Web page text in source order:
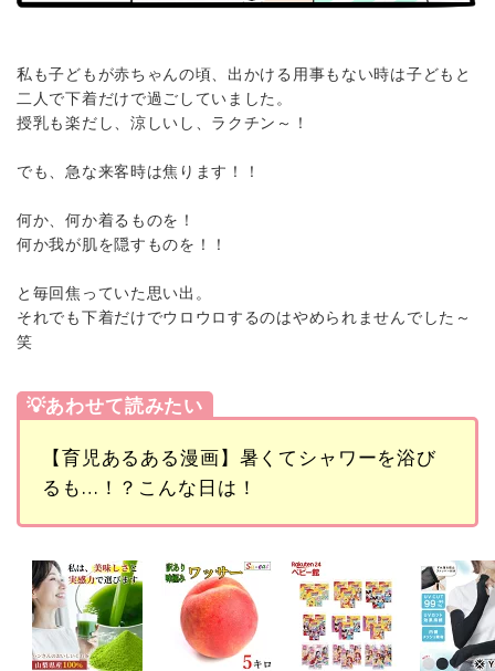
私も子どもが赤ちゃんの頃、出かける用事もない時は子どもと
二人で下着だけで過ごしていました。
授乳も楽だし、涼しいし、ラクチン～！
でも、急な来客時は焦ります！！
何か、何か着るものを！
何か我が肌を隠すものを！！
と毎回焦っていた思い出。
それでも下着だけでウロウロするのはやめられませんでした～
笑
💡あわせて読みたい
【育児あるある漫画】暑くてシャワーを浴び
るも…！？こんな日は！